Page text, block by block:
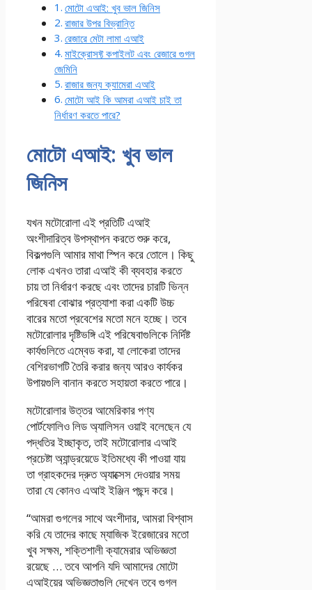
মোটো এআই: খুব ভাল জিনিস
রাজার উপর বিভ্রান্তি
রেজারে মেটা লামা এআই
মাইক্রোসফ্ট কপাইলট এবং রেজারে গুগল
জেমিনি
রাজার জন্য ক্যামেরা এআই
মোটো আই কি আমরা এআই চাই তা
নির্ধারণ করতে পারে?
মোটো এআই: খুব ভাল
জিনিস
যখন মটোরোলা এই প্রতিটি এআই
অংশীদারিত্ব উপস্থাপন করতে শুরু করে,
বিকল্পগুলি আমার মাথা স্পিন করে তোলে। কিছু
লোক এখনও তারা এআই কী ব্যবহার করতে
চায় তা নির্ধারণ করছে এবং তাদের চারটি ভিন্ন
পরিষেবা বোঝার প্রত্যাশা করা একটি উচ্চ
বারের মতো প্রবেশের মতো মনে হচ্ছে। তবে
মটোরোলার দৃষ্টিভঙ্গি এই পরিষেবাগুলিকে নির্দিষ্ট
কার্যগুলিতে এম্বেড করা, যা লোকেরা তাদের
বেশিরভাগটি তৈরি করার জন্য আরও কার্যকর
উপায়গুলি বানান করতে সহায়তা করতে পারে।
মটোরোলার উত্তর আমেরিকার পণ্য
পোর্টফোলিও লিড অ্যালিসন ওয়াই বলেছেন যে
পদ্ধতির ইচ্ছাকৃত, তাই মটোরোলার এআই
প্রচেষ্টা অ্যান্ড্রয়েডে ইতিমধ্যে কী পাওয়া যায়
তা গ্রাহকদের দ্রুত অ্যাক্সেস দেওয়ার সময়
তারা যে কোনও এআই ইঞ্জিন পছন্দ করে।
“আমরা গুগলের সাথে অংশীদার, আমরা বিশ্বাস
করি যে তাদের কাছে ম্যাজিক ইরেজারের মতো
খুব সক্ষম, শক্তিশালী ক্যামেরার অভিজ্ঞতা
রয়েছে … তবে আপনি যদি আমাদের মোটো
এআইয়ের অভিজ্ঞতাগুলি দেখেন তবে গুগল